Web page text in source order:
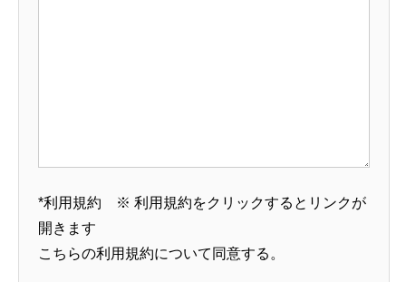
2021.10.03 2021.05.14
*利用規約 ※ 利用規約をクリックするとリンクが
開きます
こちらの利用規約について同意する。